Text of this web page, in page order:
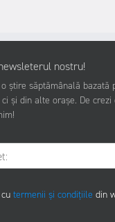
nostru!
știre săptămânală
și din alte orașe. De
termenii și condițiile din